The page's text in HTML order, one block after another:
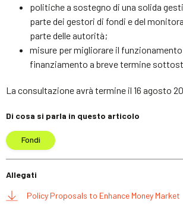
politiche a sostegno di una solida
parte dei gestori di fondi e del
parte delle autorità;
misure per migliorare il
finanziamento a breve termine
La consultazione avrà termine il 16 agosto
Di cosa si parla in questo articolo
Fondi
Allegati
Policy Proposals to Enhance Money Market